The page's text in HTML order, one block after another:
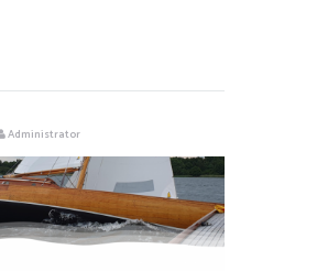
Administrator